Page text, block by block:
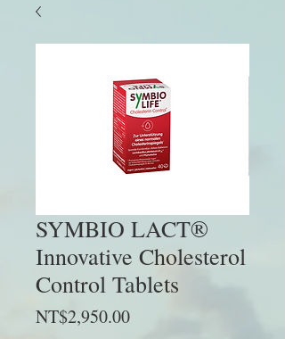
SYMBIO LACT®
Innovative Cholesterol
Control Tablets
NT$2,950.00Price